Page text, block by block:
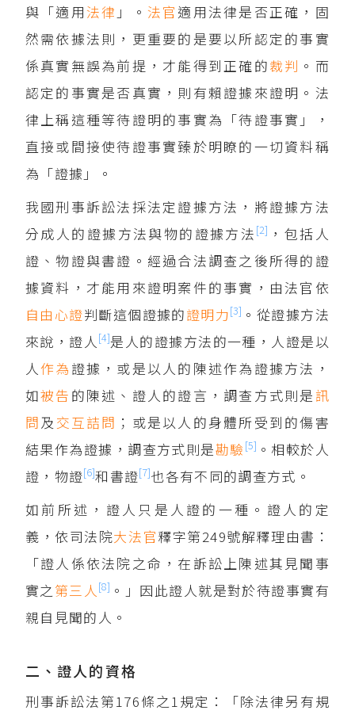
與「適用法律 」。 法官 適用法律是否正確，固
然需依據法則，更重要的是要以所認定的事實
係真實無誤為前提，才能得到正確的裁判 。而
認定的事實是否真實，則有賴證據來證明。法
律上稱這種等待證明的事實為「待證事實」，
直接或間接使待證事實臻於明瞭的一切資料稱
為「證據」。
我國刑事訴訟法採法定證據方法，將證據方法
分成人的證據方法與物的證據方法 [2] ，包括人
證、物證與書證。經過合法調查之後所得的證
據資料，才能用來證明案件的事實，由法官依
自由心證判斷這個證據的證明力[3] 。從證據方法
來說，證人 [4]是人的證據方法的一種，人證是以
人作為 證據，或是以人的陳述作為證據方法，
如被告 的陳述、證人的證言，調查方式則是 訊
問 及 交互詰問 ；或是以人的身體所受到的傷害
結果作為證據，調查方式則是勘驗 [5] 。相較於人
證，物證[6]和書證[7]也各有不同的調查方式。
如前所述，證人只是人證的一種。證人的定
義，依司法院大法官釋字第249號解釋理由書：
「證人係依法院之命，在訴訟上陳述其見聞事
實之 第三人 [8] 。」因此證人就是對於待證事實有
親自見聞的人。
二、證人的資格
刑事訴訟法第176條之1規定：「除法律另有規